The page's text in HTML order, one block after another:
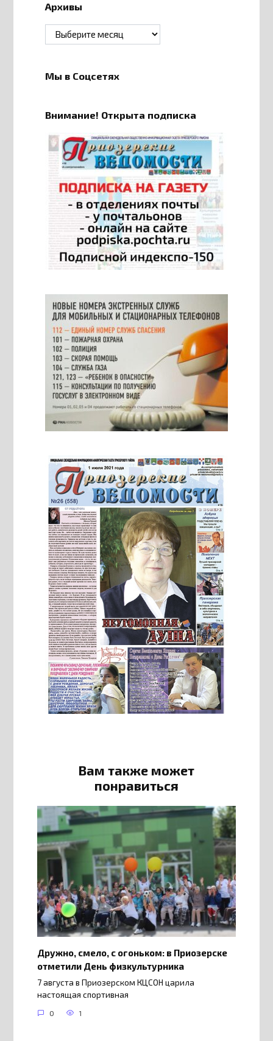
Архивы
Архивы
Мы в Соцсетях
Внимание! Открыта подписка
Вам также может
понравиться
Дружно, смело, с огоньком: в Приозерске
отметили День физкультурника
7 августа в Приозерском КЦСОН царила
настоящая спортивная
0 1